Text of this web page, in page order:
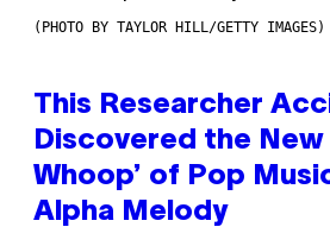
(PHOTO BY TAYLOR HILL/GETTY IMAGES)
This Researcher
Discovered the New
Whoop’ of Pop
Alpha Melody